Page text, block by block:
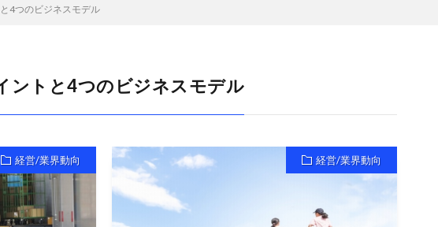
4つのビジネスモデル
ントと4つのビジネスモデル
経営/業界動向 経営/業界動向